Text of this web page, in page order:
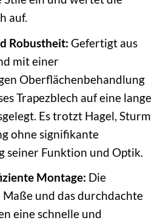
auf.
Robustheit: Gefertigt aus
mit einer
Oberflächenbehandlung
Trapezblech auf eine lange
Es trotzt Hagel, Sturm
ohne signifikante
seiner Funktion und Optik.
Montage: Die
und das durchdachte
eine schnelle und